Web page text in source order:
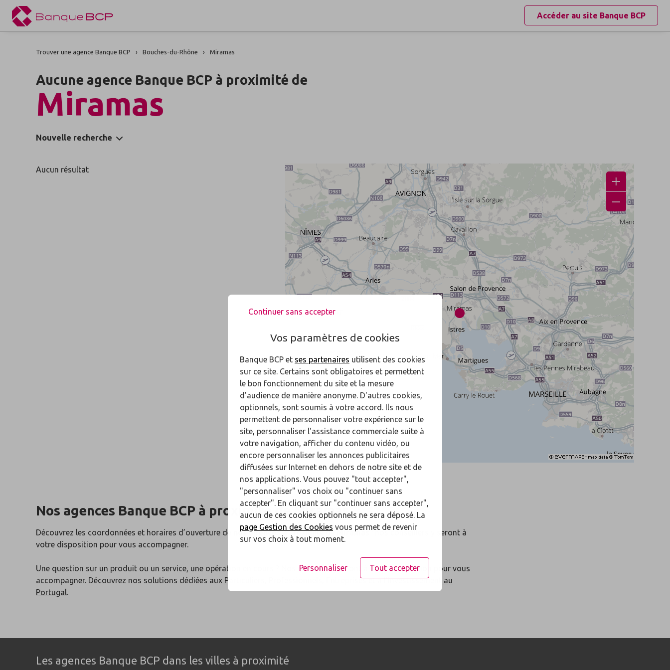
Accéder au site Banque BCP
Trouver une agence Banque BCP Bouches-du-Rhône Miramas
Aucune agence Banque BCP à proximité de
Miramas
Nouvelle recherche
Aucun résultat
Nos agences Banque BCP à proximité deMiramas
Découvrez les coordonnées et horaires d’ouverture de nos agencesà proximité deMiramas: nos conseillers y seront à
votre disposition pour vous accompagner.
Une question sur un produit ou un service, une opération en cours ? Nos conseillers seront à votre disposition pour vous
accompagner. Découvrez nos solutions dédiées aux Particuliers Entrepriseset à l'investissement au
Portugal.
Les agences Banque BCP dans les villes à proximité
Continuer sans accepter
Vos paramètres de cookies
Banque BCP et ses partenaires utilisent des cookies
sur ce site. Certains sont obligatoires et permettent
le bon fonctionnement du site et la mesure
d'audience de manière anonyme. D'autres cookies,
optionnels, sont soumis à votre accord. Ils nous
permettent de personnaliser votre expérience sur le
site, personnaliser l'assistance commerciale suite à
votre navigation, afficher du contenu vidéo, ou
encore personnaliser les annonces publicitaires
diffusées sur Internet en dehors de notre site et de
nos applications. Vous pouvez "tout accepter",
"personnaliser" vos choix ou "continuer sans
accepter". En cliquant sur "continuer sans accepter",
aucun de ces cookies optionnels ne sera déposé. La
page Gestion des Cookies vous permet de revenir
sur vos choix à tout moment.
Personnaliser Tout accepter